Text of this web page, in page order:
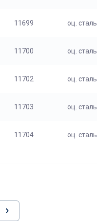
11699 оц. сталь
11700 оц. сталь
11702 оц. сталь
11703 оц. сталь
11704 оц. сталь